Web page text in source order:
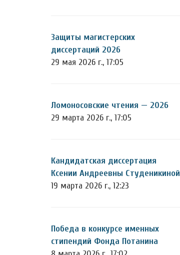
Защиты магистерских
диссертаций 2026
29 мая 2026 г., 17:05
Ломоносовские чтения — 2026
29 марта 2026 г., 17:05
Кандидатская диссертация
Ксении Андреевны Студеникиной
19 марта 2026 г., 12:23
Победа в конкурсе именных
стипендий Фонда Потанина